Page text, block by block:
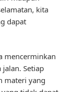
kita
dapat
mencerminkan
Setiap
materi yang